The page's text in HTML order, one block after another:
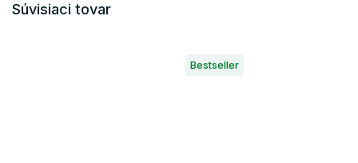
Súvisiaci tovar
Bestseller